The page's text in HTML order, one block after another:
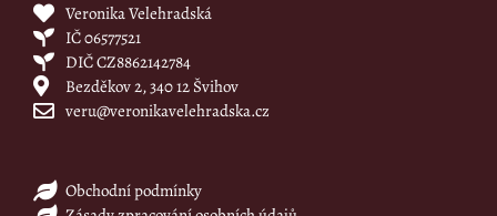
Veronika Velehradská
IČ 06577521
DIČ CZ8862142784
Bezděkov 2, 340 12 Švihov
veru@veronikavelehradska.cz
Obchodní podmínky